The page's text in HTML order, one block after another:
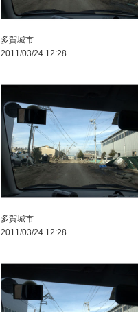
多賀城市
2011/03/24 12:28
多賀城市
2011/03/24 12:28